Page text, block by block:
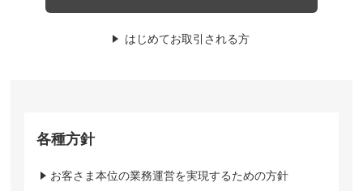
はじめてお取引される方
各種方針
お客さま本位の業務運営を実現するための方針